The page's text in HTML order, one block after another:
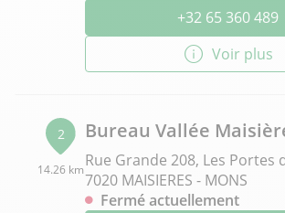
+32 65 360 489
Voir plus
2
14.26 km
Bureau Vallée
Rue Grande 208, Les Portes
7020 MAISIERES - MONS
Fermé actuellement